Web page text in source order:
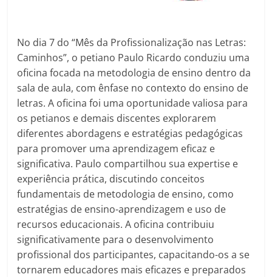
No dia 7 do “Mês da Profissionalização nas Letras:
Caminhos”, o petiano Paulo Ricardo conduziu uma
oficina focada na metodologia de ensino dentro da
sala de aula, com ênfase no contexto do ensino de
letras. A oficina foi uma oportunidade valiosa para
os petianos e demais discentes explorarem
diferentes abordagens e estratégias pedagógicas
para promover uma aprendizagem eficaz e
significativa. Paulo compartilhou sua expertise e
experiência prática, discutindo conceitos
fundamentais de metodologia de ensino, como
estratégias de ensino-aprendizagem e uso de
recursos educacionais. A oficina contribuiu
significativamente para o desenvolvimento
profissional dos participantes, capacitando-os a se
tornarem educadores mais eficazes e preparados